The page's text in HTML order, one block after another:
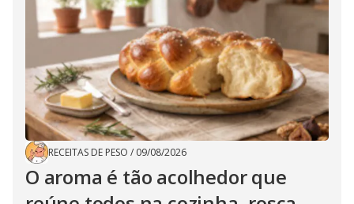
RECEITAS DE PESO / 09/08/2026
O aroma é tão acolhedor que